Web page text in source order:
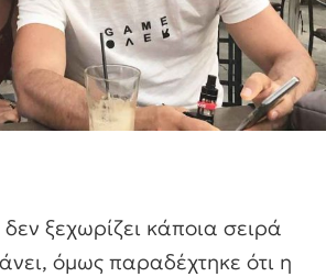
ξεχωρίζει κάποια σειρά
όμως παραδέχτηκε ότι η